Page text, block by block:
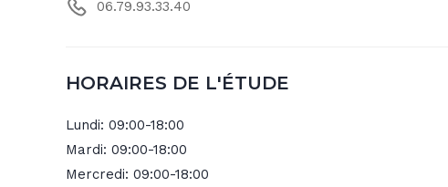
06.79.93.33.40
HORAIRES DE L'ÉTUDE
Lundi: 09:00-18:00
Mardi: 09:00-18:00
Mercredi: 09:00-18:00